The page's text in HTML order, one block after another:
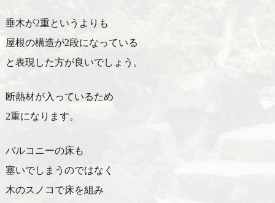
垂木が2重というよりも
屋根の構造が2段になっている
と表現した方が良いでしょう。
断熱材が入っているため
2重になります。
バルコニーの床も
塞いでしまうのではなく
木のスノコで床を組み